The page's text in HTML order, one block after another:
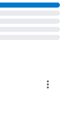
more_vert